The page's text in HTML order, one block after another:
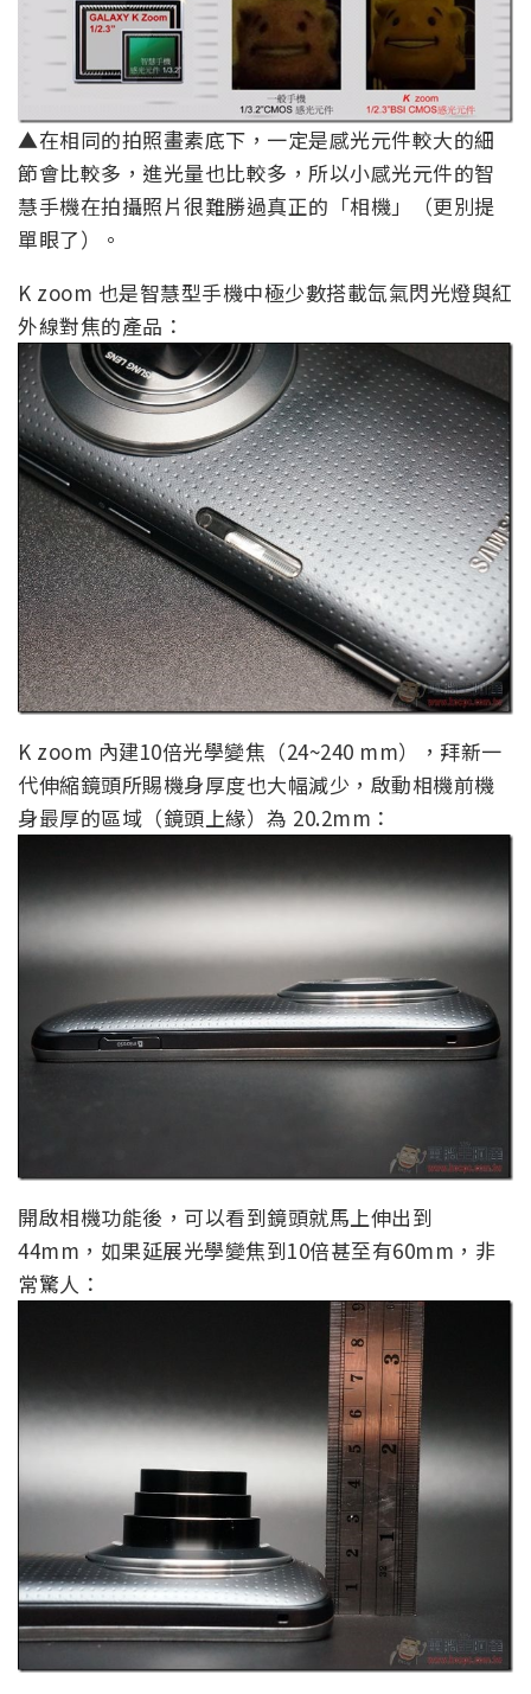
▲在相同的拍照畫素底下，一定是感光元件較大的細
節會比較多，進光量也比較多，所以小感光元件的智
慧手機在拍攝照片很難勝過真正的「相機」（更別提
單眼了）。
K zoom 也是智慧型手機中極少數搭載氙氣閃光燈與紅
外線對焦的產品：
K zoom 內建10倍光學變焦（24~240 mm），拜新一
代伸縮鏡頭所賜機身厚度也大幅減少，啟動相機前機
身最厚的區域（鏡頭上緣）為 20.2mm：
開啟相機功能後，可以看到鏡頭就馬上伸出到
44mm，如果延展光學變焦到10倍甚至有60mm，非
常驚人：